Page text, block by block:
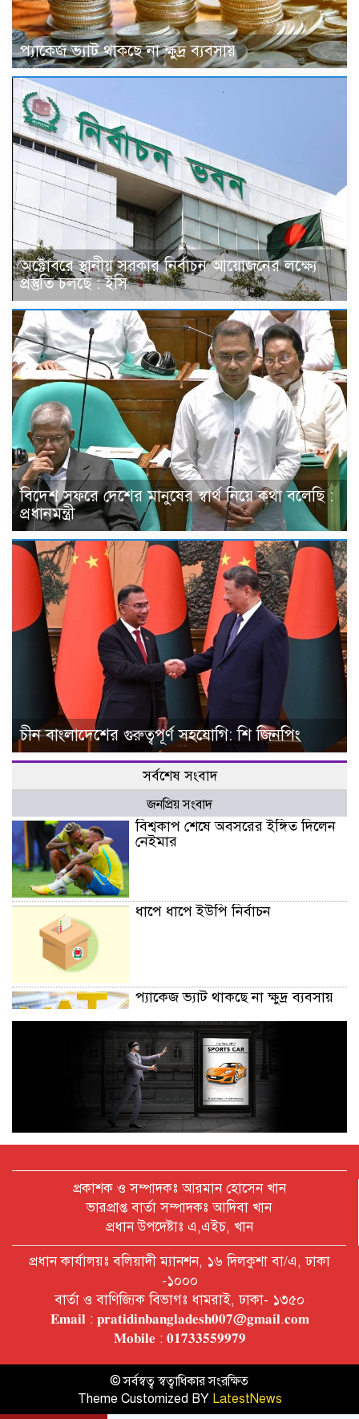
প্যাকেজ ভ্যাট থাকছে না ক্ষুদ্র ব্যবসায়
অক্টোবরে স্থানীয় সরকার নির্বাচন আয়োজনের লক্ষ্যে
প্রস্তুতি চলছে : ইসি
বিদেশ সফরে দেশের মানুষের স্বার্থ নিয়ে কথা বলেছি :
প্রধানমন্ত্রী
চীন বাংলাদেশের গুরুত্বপূর্ণ সহযোগি: শি জিনপিং
সর্বশেষ সংবাদ
জনপ্রিয় সংবাদ
বিশ্বকাপ শেষে অবসরের ইঙ্গিত দিলেন
নেইমার
ধাপে ধাপে ইউপি নির্বাচন
প্যাকেজ ভ্যাট থাকছে না ক্ষুদ্র ব্যবসায়
অক্টোবরে স্থানীয় সরকার নির্বাচন
আয়োজনের লক্ষ্যে প্রস্তুতি চলছে : ইসি
বিদেশ সফরে দেশের মানুষের স্বার্থ নিয়ে
কথা বলেছি : প্রধানমন্ত্রী
চীন বাংলাদেশের গুরুত্বপূর্ণ সহযোগি:
শি জিনপিং
দুপুরের মধ্যে ঢাকাসহ ৯ জেলায় ৬০
প্রকাশক ও সম্পাদকঃ আরমান হোসেন খান
ভারপ্রাপ্ত বার্তা সম্পাদকঃ আদিবা খান
প্রধান উপদেষ্টাঃ এ,এইচ, খান
প্রধান কার্যালয়ঃ বলিয়াদী ম্যানশন, ১৬ দিলকুশা বা/এ, ঢাকা
-১০০০
বার্তা ও বাণিজ্যিক বিভাগঃ ধামরাই, ঢাকা- ১৩৫০
𝐄𝐦𝐚𝐢𝐥 : 𝐩𝐫𝐚𝐭𝐢𝐝𝐢𝐧𝐛𝐚𝐧𝐠𝐥𝐚𝐝𝐞𝐬𝐡𝟎𝟎𝟕@𝐠𝐦𝐚𝐢𝐥.𝐜𝐨𝐦
𝐌𝐨𝐛𝐢𝐥𝐞 : 𝟎𝟏𝟕𝟑𝟑𝟓𝟓𝟗𝟗𝟕𝟗
© সর্বস্বত্ব স্বত্বাধিকার সংরক্ষিত
Theme Customized BY LatestNews